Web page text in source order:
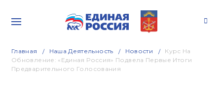
Главная Наша Деятельность Новости
Курс На
Обновление: «Единая Россия» Подвела Первые Итоги
Предварительного Голосования